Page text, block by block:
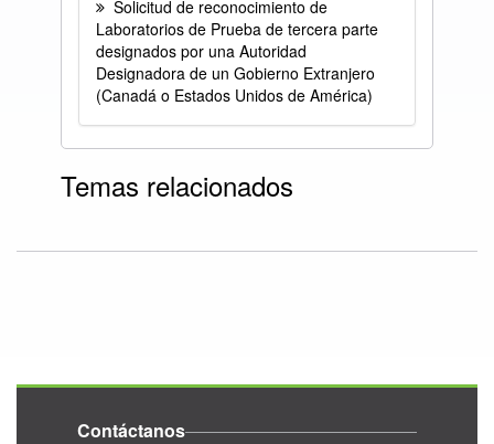
Solicitud de reconocimiento de
Laboratorios de Prueba de tercera parte
designados por una Autoridad
Designadora de un Gobierno Extranjero
(Canadá o Estados Unidos de América)
Temas relacionados
Contáctanos